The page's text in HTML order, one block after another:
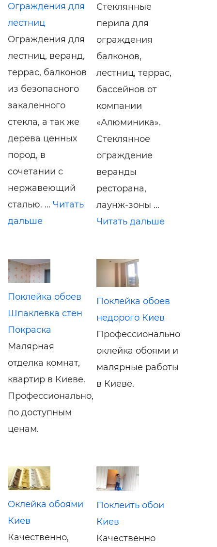
Ограждения для
лестниц
Ограждения для
лестниц, веранд,
террас, балконов
из безопасного
закаленного
стекла, а так же
дерева ценных
пород, в
сочетании с
нержавеющий
сталью. ... Читать
дальше
Стеклянные
перила для
ограждения
балконов,
лестниц, террас,
бассейнов от
компании
«Алюминика».
Стеклянное
ограждение
веранды
ресторана,
лаунж-зоны ...
Читать дальше
Поклейка обоев
Шпаклевка стен
Покраска
Малярная
отделка комнат,
квартир в Киеве.
Профессионально,
по доступным
ценам.
Поклейка обоев
недорого Киев
Профессионально
оклейка обоями и
малярные работы
в Киеве.
Оклейка обоями
Киев
Качественно,
Поклеить обои
Киев
Качественно